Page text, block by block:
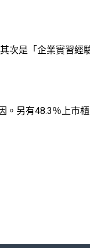
次是「企業實習經
。另有48.3％上市